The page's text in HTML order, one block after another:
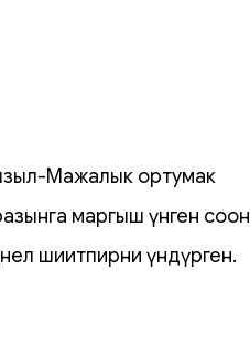
Мажалык ортумак
маргыш үнген
шиитпирни үндүрген.